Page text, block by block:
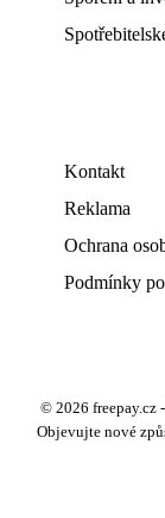
Kontakt
Reklama
Ochrana
Podmínky
© 2026 freepay.cz
Objevujte nové